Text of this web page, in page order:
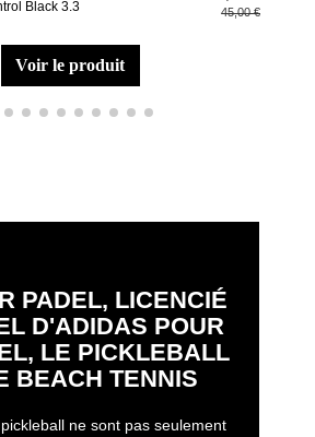
Black 3.3 45,00 €
voir le produit
PADEL, LICENCIÉ
D'ADIDAS POUR
LE PICKLEBALL
BEACH TENNIS
ne sont pas seulement